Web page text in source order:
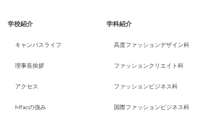
学校紹介
キャンパスライフ
理事長挨拶
アクセス
Mfacの強み
学科紹介
高度ファッションデザイン科
ファッションクリエイト科
ファッションビジネス科
国際ファッションビジネス科